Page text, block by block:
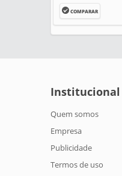
COMPARAR
Institucional
Quem somos
Empresa
Publicidade
Termos de uso